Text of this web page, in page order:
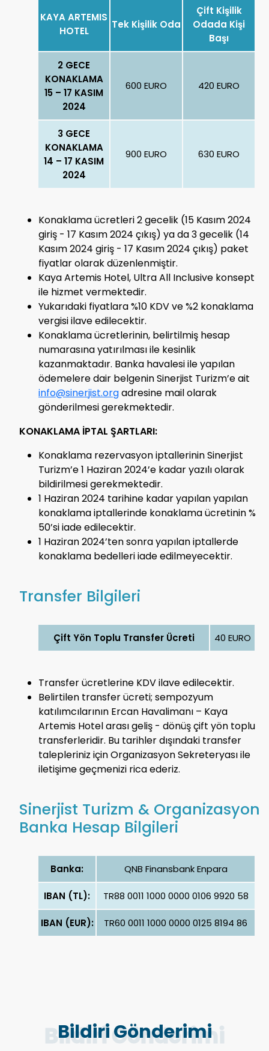
KAYA ARTEMIS
HOTEL
Tek Kişilik Oda
Çift Kişilik
Odada Kişi
Başı
2 GECE
KONAKLAMA
15 – 17 KASIM
2024
600 EURO 420 EURO
3 GECE
KONAKLAMA
14 – 17 KASIM
2024
900 EURO 630 EURO
Konaklama ücretleri 2 gecelik (15 Kasım 2024
giriş - 17 Kasım 2024 çıkış) ya da 3 gecelik (14
Kasım 2024 giriş - 17 Kasım 2024 çıkış) paket
fiyatlar olarak düzenlenmiştir.
Kaya Artemis Hotel, Ultra All Inclusive konsept
ile hizmet vermektedir.
Yukarıdaki fiyatlara %10 KDV ve %2 konaklama
vergisi ilave edilecektir.
Konaklama ücretlerinin, belirtilmiş hesap
numarasına yatırılması ile kesinlik
kazanmaktadır. Banka havalesi ile yapılan
ödemelere dair belgenin Sinerjist Turizm’e ait
info@sinerjist.orgadresine mail olarak
gönderilmesi gerekmektedir.
KONAKLAMA İPTAL ŞARTLARI:
Konaklama rezervasyon iptallerinin Sinerjist
Turizm’e 1 Haziran 2024’e kadar yazılı olarak
bildirilmesi gerekmektedir.
1 Haziran 2024 tarihine kadar yapılan yapılan
konaklama iptallerinde konaklama ücretinin %
50’si iade edilecektir.
1 Haziran 2024’ten sonra yapılan iptallerde
konaklama bedelleri iade edilmeyecektir.
Transfer Bilgileri
Çift Yön Toplu Transfer Ücreti 40 EURO
Transfer ücretlerine KDV ilave edilecektir.
Belirtilen transfer ücreti; sempozyum
katılımcılarının Ercan Havalimanı – Kaya
Artemis Hotel arası geliş - dönüş çift yön toplu
transferleridir. Bu tarihler dışındaki transfer
talepleriniz için Organizasyon Sekreteryası ile
iletişime geçmenizi rica ederiz.
Sinerjist Turizm & Organizasyon
Banka Hesap Bilgileri
Banka: QNB Finansbank Enpara
IBAN (TL): TR88 0011 1000 0000 0106 9920 58
IBAN (EUR): TR60 0011 1000 0000 0125 8194 86
Bildiri Gönderimi